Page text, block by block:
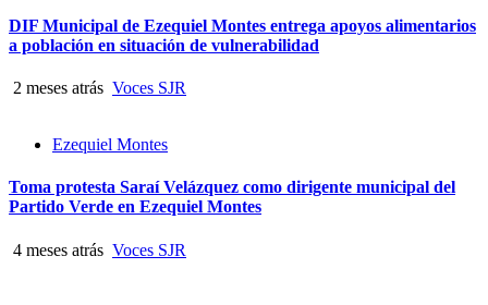
DIF Municipal de Ezequiel Montes entrega apoyos alimentarios
a población en situación de vulnerabilidad
2 meses atrás Voces SJR
Ezequiel Montes
Toma protesta Saraí Velázquez como dirigente municipal del
Partido Verde en Ezequiel Montes
4 meses atrás Voces SJR